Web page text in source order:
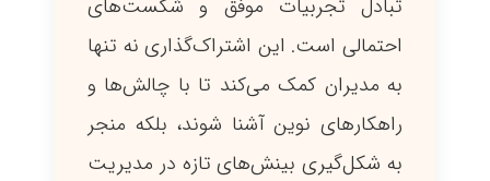
تبادل تجربیات موفق و شکست‌های
احتمالی است. این اشتراک‌گذاری نه تنها
به مدیران کمک می‌کند تا با چالش‌ها و
راهکارهای نوین آشنا شوند، بلکه منجر
به شکل‌گیری بینش‌های تازه در مدیریت